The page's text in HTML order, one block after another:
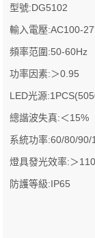
型號:DG5102
輸入電壓:AC100-
頻率范圍:50-60Hz
功率因素:＞0.95
LED光源
總諧波失真:＜15%
系統功率:60/80/
燈具發光效率:＞
防護等級:IP65